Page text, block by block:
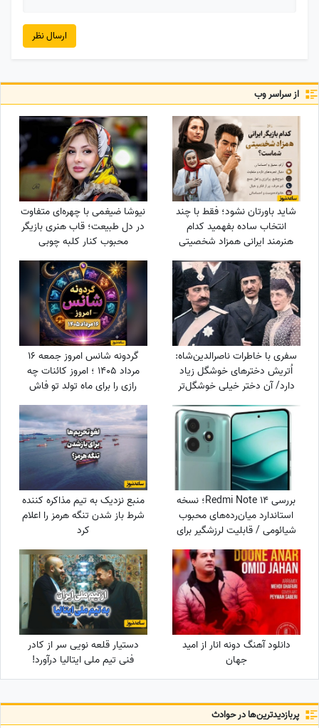
ارسال نظر
از سراسر وب
شاید باورتان نشود؛ فقط با چند
انتخاب ساده بفهمید کدام
هنرمند ایرانی همزاد شخصیتی
شماست! از شوخ‌طبعی نعیمه
نظام‌دوست تا احساسات عمیق
شهاب حسینی؛ شما شبیه
کدام‌یک هستید؟
نیوشا ضیغمی با چهره‌ای متفاوت
در دل طبیعت؛ قاب هنری بازیگر
محبوب کنار کلبه چوبی
سفری با خاطرات ناصرالدین‌شاه:
اُتریش دخترهای خوشگل زیاد
دارد/ آن دختر خیلی‌ خوشگل‌تر
وقتی به من دسته گل داد، مات
و مبهوت شدم، نتوانستم راه بروم
مردم ملتفت شدند، خندیدند!
گردونه شانس امروز جمعه 16
مرداد 1405 ؛ امروز کائنات چه
رازی را برای ماه تولد تو فاش
کرده؟
بررسی Redmi Note 14؛ نسخه
استاندارد میان‌رده‌های محبوب
شیائومی / قابلیت لرزشگیر برای
دوربین اصلی شیائومی
منبع نزدیک به تیم مذاکره کننده
شرط باز شدن تنگه هرمز را اعلام
کرد
دانلود آهنگ دونه انار از امید
جهان
دستیار قلعه نویی سر از کادر
فنی تیم ملی ایتالیا درآورد!
پربازدید‌ترین‌ها در حوادث